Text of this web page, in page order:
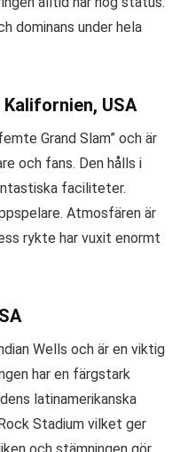
dominans under hela
USA
Grand Slam” och är
och fans. Den hålls i
faciliteter.
Atmosfären är
rykte har vuxit enormt
Wells och är en viktig
har en färgstark
latinamerikanska
Stadium vilket ger